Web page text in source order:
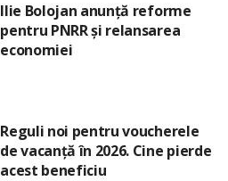
Ilie Bolojan anunță reforme
pentru PNRR și relansarea
economiei
Reguli noi pentru voucherele
de vacanță în 2026. Cine pierde
acest beneficiu